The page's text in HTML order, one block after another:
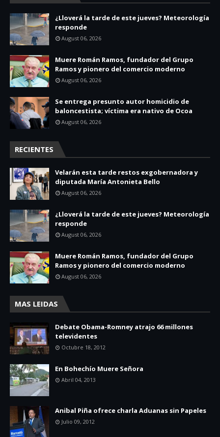
¿Lloverá la tarde de este jueves? Meteorología
responde
August 06, 2026
Muere Román Ramos, fundador del Grupo
Ramos y pionero del comercio moderno
August 06, 2026
Se entrega presunto autor homicidio de
baloncestista; víctima era nativo de Ocoa
August 06, 2026
RECIENTES
Velarán esta tarde restos exgobernadora y
diputada María Antonieta Bello
August 06, 2026
¿Lloverá la tarde de este jueves? Meteorología
responde
August 06, 2026
Muere Román Ramos, fundador del Grupo
Ramos y pionero del comercio moderno
August 06, 2026
MAS LEIDAS
Debate Obama-Romney atrajo 66 millones
televidentes
Octubre 18, 2012
En Bohechío Muere Señora
Abril 04, 2013
Anibal Piña ofrece charla Aduanas sin Papeles
Julio 09, 2012